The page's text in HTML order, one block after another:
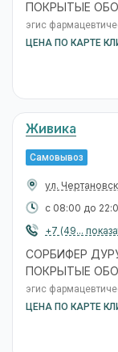
ПОКРЫТЫЕ
эгис
ЦЕНА ПО КАРТЕ
Живика
Самовывоз
ул.
с 08:00 до
+7 (49...
СОРБИФЕР
ПОКРЫТЫЕ
эгис
ЦЕНА ПО КАРТЕ